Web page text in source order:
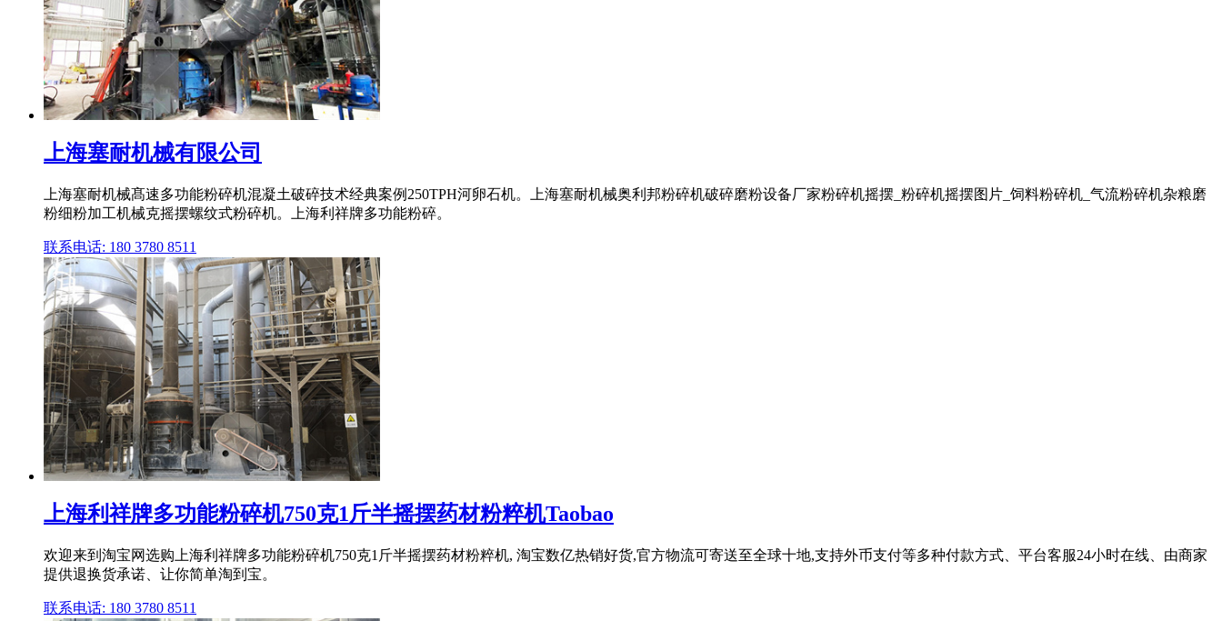
上海塞耐机械有限公司
上海塞耐机械髙速多功能粉碎机混凝土破碎技术经典案例250TPH河卵石机。上海塞耐机械奥利邦粉碎机破碎磨粉设备厂家粉碎机摇摆_粉碎机摇摆图片_饲料粉碎机_气流粉碎机杂粮磨
粉细粉加工机械克摇摆螺纹式粉碎机。上海利祥牌多功能粉碎。
联系电话: 180 3780 8511
上海利祥牌多功能粉碎机750克1斤半摇摆药材粉粹机Taobao
欢迎来到淘宝网选购上海利祥牌多功能粉碎机750克1斤半摇摆药材粉粹机, 淘宝数亿热销好货,官方物流可寄送至全球十地,支持外币支付等多种付款方式、平台客服24小时在线、由商家
提供退换货承诺、让你简单淘到宝。
联系电话: 180 3780 8511